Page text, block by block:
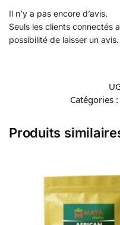
Il n’y a pas encore d’avis.
Seuls les clients connectés
possibilité de laisser un avis.
Catégories :
Produits